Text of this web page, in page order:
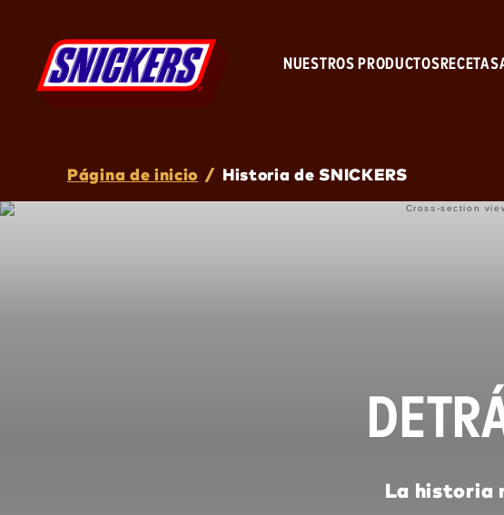
NUESTROS PRODUCTOSRECETAS
BreadcrumbPágina de inicio / Historia de SNICKERS
La historia